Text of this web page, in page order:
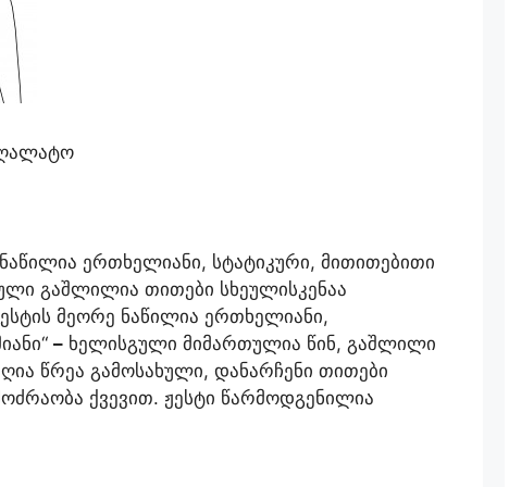
ერთხელიანი, სტატიკური, მითითებითი
გაშლილია თითები სხეულისკენაა
მეორე ნაწილია ერთხელიანი,
– ხელისგული მიმართულია წინ, გაშლილი
წრეა გამოსახული, დანარჩენი თითები
ქვევით. ჟესტი წარმოდგენილია